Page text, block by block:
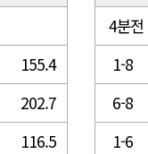
155.4
202.7
116.5
4분전
1-8
6-8
1-6